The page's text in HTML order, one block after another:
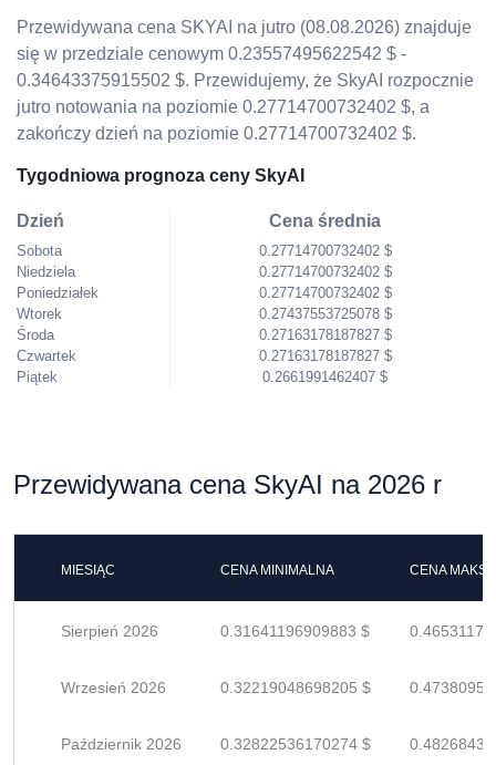
Przewidywana cena SKYAI na jutro (08.08.2026) znajduje
się w przedziale cenowym 0.23557495622542 $ -
0.34643375915502 $. Przewidujemy, że SkyAI rozpocznie
jutro notowania na poziomie 0.27714700732402 $, a
zakończy dzień na poziomie 0.27714700732402 $.
Tygodniowa prognoza ceny SkyAI
Dzień
Sobota
Niedziela
Poniedziałek
Wtorek
Środa
Czwartek
Piątek
Cena średnia
0.27714700732402 $
0.27714700732402 $
0.27714700732402 $
0.27437553725078 $
0.27163178187827 $
0.27163178187827 $
0.2661991462407 $
Przewidywana cena SkyAI na 2026 r
MIESIĄC CENA MINIMALNA CENA
Sierpień 2026 0.31641196909883 $
Wrzesień 2026 0.32219048698205 $
Październik 2026 0.32822536170274 $